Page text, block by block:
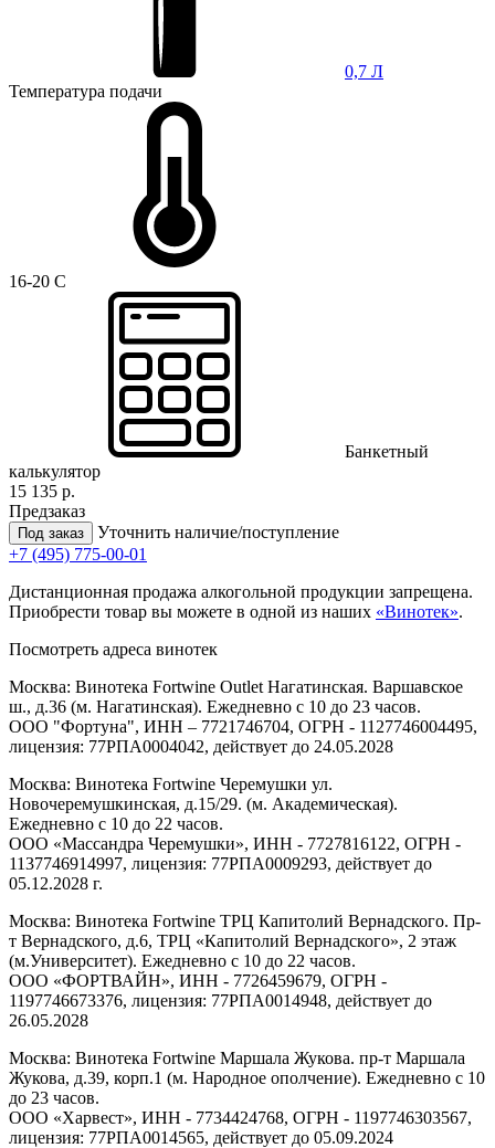
0,7 Л
Температура подачи
16-20 C
Банкетный
калькулятор
15 135 р.
Предзаказ
Под заказ
Уточнить наличие/поступление
+7 (495) 775-00-01
Дистанционная продажа алкогольной продукции запрещена.
Приобрести товар вы можете в одной из наших «Винотек».
Посмотреть адреса винотек
Москва: Винотека Fortwine Outlet Нагатинская. Варшавское
ш., д.36 (м. Нагатинская). Ежедневно с 10 до 23 часов.
ООО "Фортуна", ИНН – 7721746704, ОГРН - 1127746004495,
лицензия: 77РПА0004042, действует до 24.05.2028
Москва: Винотека Fortwine Черемушки ул.
Новочеремушкинская, д.15/29. (м. Академическая).
Ежедневно с 10 до 22 часов.
ООО «Массандра Черемушки», ИНН - 7727816122, ОГРН -
1137746914997, лицензия: 77РПА0009293, действует до
05.12.2028 г.
Москва: Винотека Fortwine ТРЦ Капитолий Вернадского. Пр-
т Вернадского, д.6, ТРЦ «Капитолий Вернадского», 2 этаж
(м.Университет). Ежедневно с 10 до 22 часов.
ООО «ФОРТВАЙН», ИНН - 7726459679, ОГРН -
1197746673376, лицензия: 77РПА0014948, действует до
26.05.2028
Москва: Винотека Fortwine Маршала Жукова. пр-т Маршала
Жукова, д.39, корп.1 (м. Народное ополчение). Ежедневно с 10
до 23 часов.
ООО «Харвест», ИНН - 7734424768, ОГРН - 1197746303567,
лицензия: 77РПА0014565, действует до 05.09.2024